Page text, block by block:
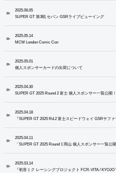
2025.06.05
SUPER GT 第3戦 セパン GSRライブビューイング
2025.05.14
MCM London Comic Con
2025.05.01
個人スポンサーカードの出荷について
2025.04.30
SUPER GT 2025 Round 2 富士 個人スポンサー一覧公開！
2025.04.18
『SUPER GT 2025 Rd.2 富士スピードウェイ GSRサフ
2025.04.11
「SUPER GT 2025 Round 1 岡山 個人スポンサー一覧公開
2025.03.14
『初音ミク レーシングプロジェクト FCR-VITA / KYOJO